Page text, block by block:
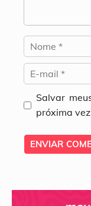
Nome
E-
mail
Salvar
próxima
Site